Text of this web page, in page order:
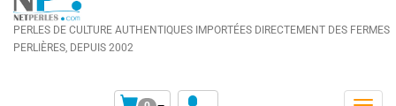
PERLES DE CULTURE AUTHENTIQUES IMPORTÉES DIRECTEMENT DES FERMES
PERLIÈRES, DEPUIS 2002